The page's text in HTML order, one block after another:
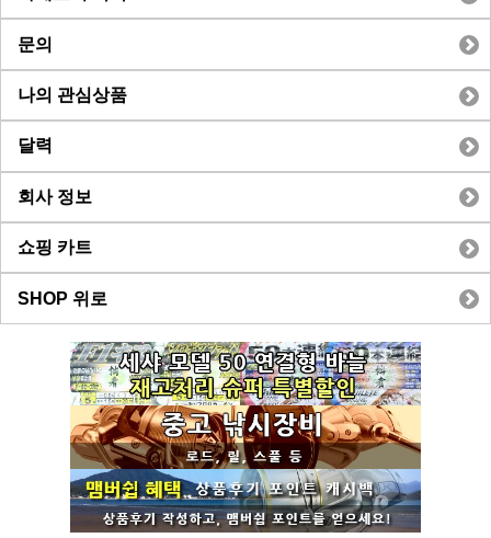
문의
나의 관심상품
달력
회사 정보
쇼핑 카트
SHOP 위로